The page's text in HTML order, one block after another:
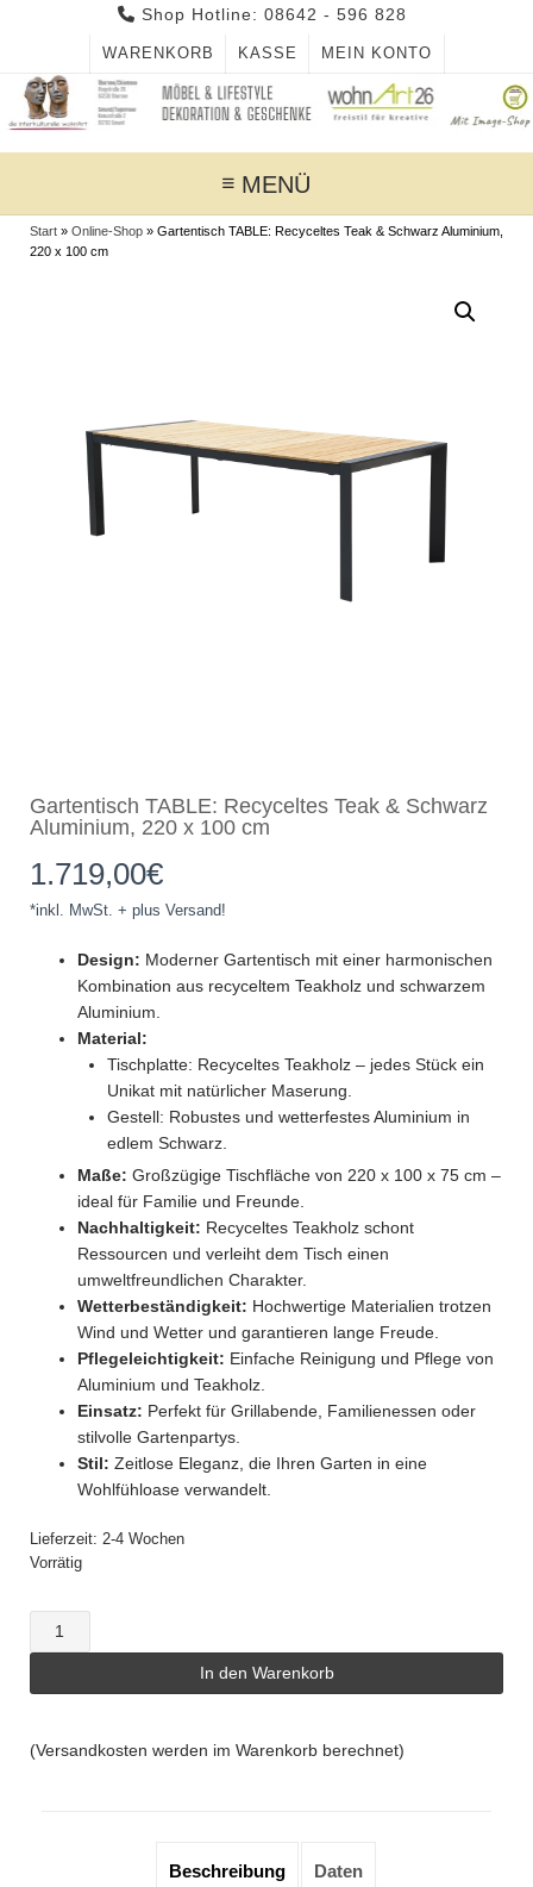
Shop Hotline: 08642 - 596 828
WARENKORB KASSE MEIN KONTO
MENÜ
Start » Online-Shop » Gartentisch TABLE: Recyceltes Teak & Schwarz Aluminium,
220 x 100 cm
Gartentisch TABLE: Recyceltes Teak & Schwarz
Aluminium, 220 x 100 cm
1.719,00€
*inkl. MwSt. + plus Versand!
Design: Moderner Gartentisch mit einer harmonischen
Kombination aus recyceltem Teakholz und schwarzem
Aluminium.
Material:
Tischplatte: Recyceltes Teakholz – jedes Stück ein
Unikat mit natürlicher Maserung.
Gestell: Robustes und wetterfestes Aluminium in
edlem Schwarz.
Maße: Großzügige Tischfläche von 220 x 100 x 75 cm –
ideal für Familie und Freunde.
Nachhaltigkeit: Recyceltes Teakholz schont
Ressourcen und verleiht dem Tisch einen
umweltfreundlichen Charakter.
Wetterbeständigkeit: Hochwertige Materialien trotzen
Wind und Wetter und garantieren lange Freude.
Pflegeleichtigkeit: Einfache Reinigung und Pflege von
Aluminium und Teakholz.
Einsatz: Perfekt für Grillabende, Familienessen oder
stilvolle Gartenpartys.
Stil: Zeitlose Eleganz, die Ihren Garten in eine
Wohlfühloase verwandelt.
Lieferzeit: 2-4 Wochen
Vorrätig
Gartentisch
TABLE:
Teak
Schwarz
In den Warenkorb
(Versandkosten werden im Warenkorb berechnet)
Beschreibung Daten